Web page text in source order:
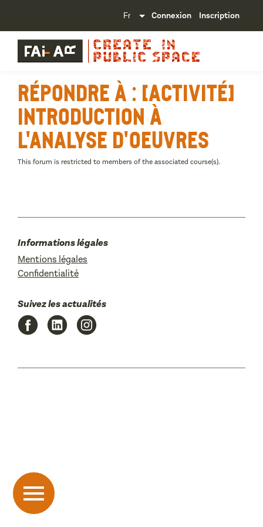
Connexion Inscription
Répondre à : [Activité]
Introduction à
l'analyse d'oeuvres
This forum is restricted to members of the associated course(s).
Informations légales
Mentions légales
Confidentialité
Suivez les actualités